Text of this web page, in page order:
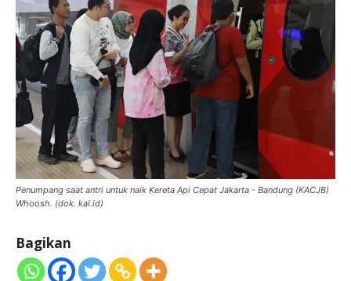
Penumpang saat antri untuk naik Kereta Api Cepat Jakarta - Bandung (KACJB)
Whoosh. (dok. kai.id)
Bagikan